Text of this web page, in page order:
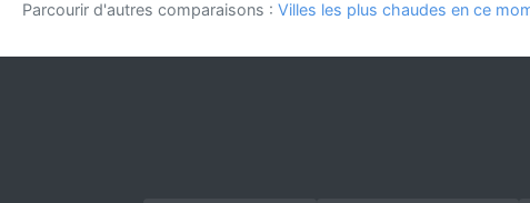
Parcourir d'autres comparaisons : Villes les plus chaudes en ce